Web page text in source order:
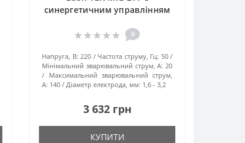
синергетичним управлінням
0
Напруга, В: 220 Частота струму, Гц: 50
Мінімальний зварювальний струм, А: 20
Максимальний зварювальний струм,
А: 140 Діаметр електрода, мм: 1,6 - 3,2
3 632 грн
КУПИТИ